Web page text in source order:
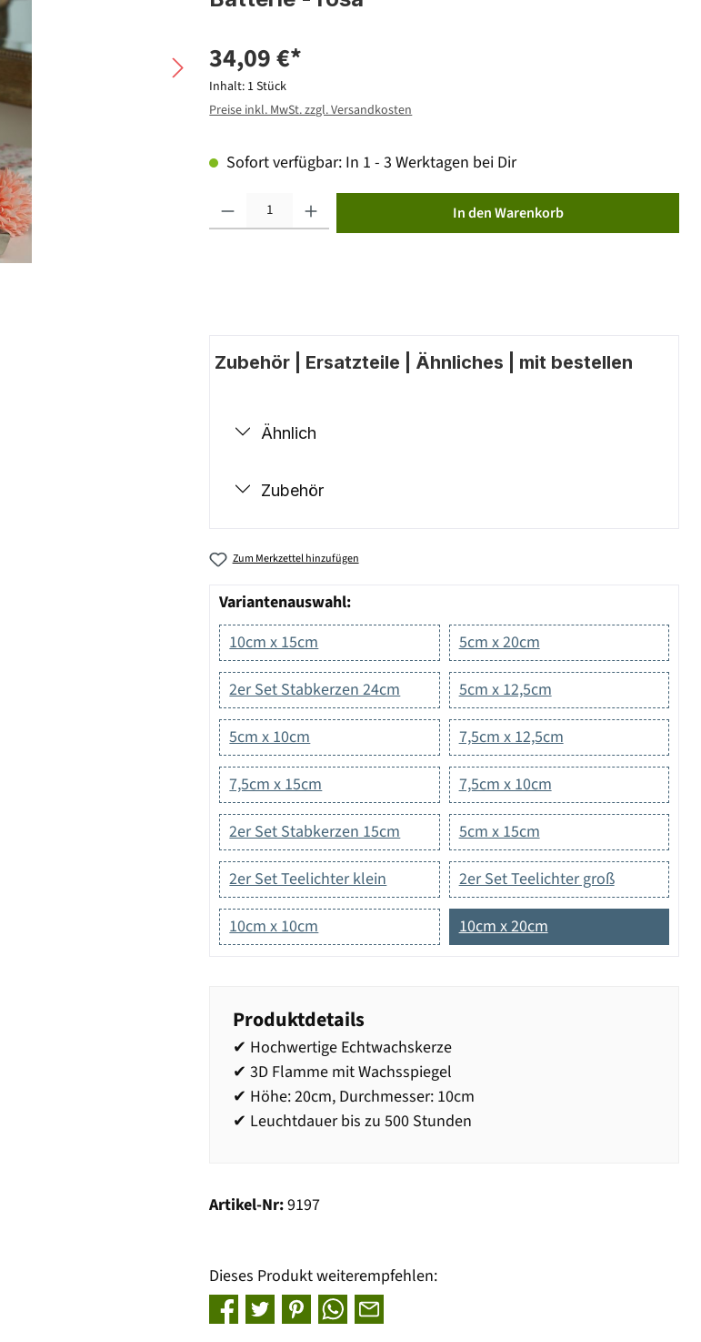
34,09 €*
Inhalt: 1 Stück
Preise inkl. MwSt. zzgl. Versandkosten
Sofort verfügbar: In 1 - 3 Werktagen bei Dir
In den Warenkorb
Zubehör | Ersatzteile | Ähnliches | mit bestellen
Ähnlich
Zubehör
Zum Merkzettel hinzufügen
Variantenauswahl:
10cm x 15cm
5cm x 20cm
2er Set Stabkerzen 24cm 5cm x 12,5cm
5cm x 10cm 7,5cm x 12,5cm
7,5cm x 15cm 7,5cm x 10cm
2er Set Stabkerzen 15cm 5cm x 15cm
2er Set Teelichter klein 2er Set Teelichter groß
10cm x 10cm 10cm x 20cm
Produktdetails
✔ Hochwertige Echtwachskerze
✔ 3D Flamme mit Wachsspiegel
✔ Höhe: 20cm, Durchmesser: 10cm
✔ Leuchtdauer bis zu 500 Stunden
Artikel-Nr:9197
Dieses Produkt weiterempfehlen: